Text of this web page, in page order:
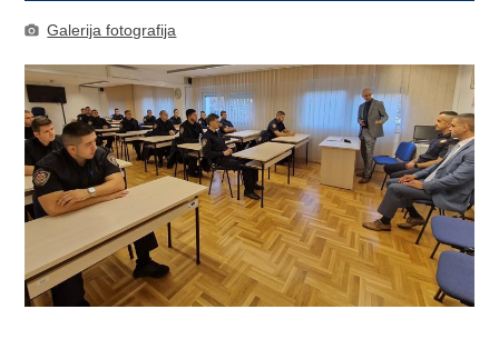
Galerija fotografija